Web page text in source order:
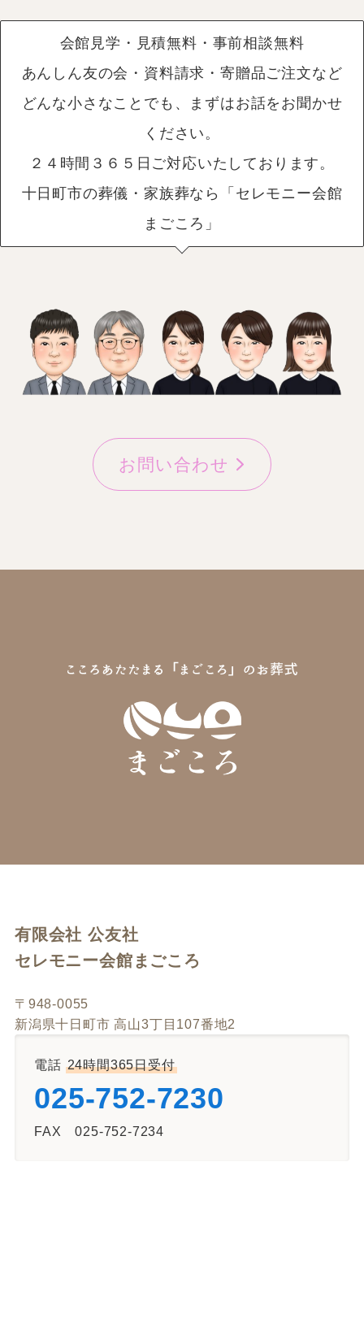
会館見学・見積無料・事前相談無料
あんしん友の会・資料請求・寄贈品ご注文など
どんな小さなことでも、まずはお話をお聞かせ
ください。
２４時間３６５日ご対応いたしております。
十日町市の葬儀・家族葬なら「セレモニー会館
まごころ」
お問い合わせ
有限会社 公友社
セレモニー会館まごころ
〒948-0055
新潟県十日町市 高山3丁目107番地2
電話 24時間365日受付
025-752-7230
FAX 025-752-7234